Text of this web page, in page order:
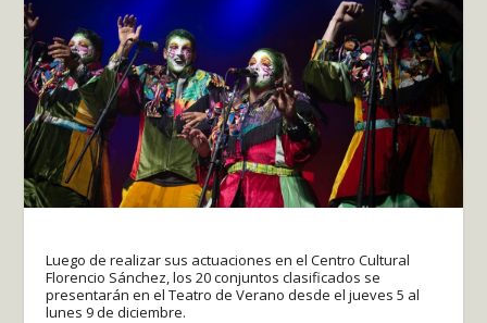
Luego de realizar sus actuaciones en el Centro Cultural
Florencio Sánchez, los 20 conjuntos clasificados se
presentarán en el Teatro de Verano desde el jueves 5 al
lunes 9 de diciembre.